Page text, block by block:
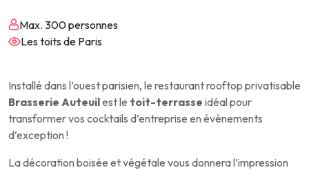
Max. 300 personnes
Les toits de Paris
Installé dans l’ouest parisien, le restaurant rooftop privatisable
Brasserie Auteuilest le toit-terrasse idéal pour
transformer vos cocktails d’entreprise en évènements
d’exception !
La décoration boisée et végétale vous donnera l’impression